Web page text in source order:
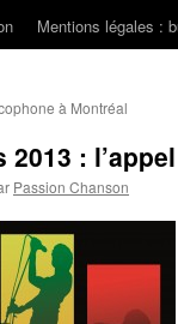
Mentions légales :
à Montréal
2013 :
Passion Chanson